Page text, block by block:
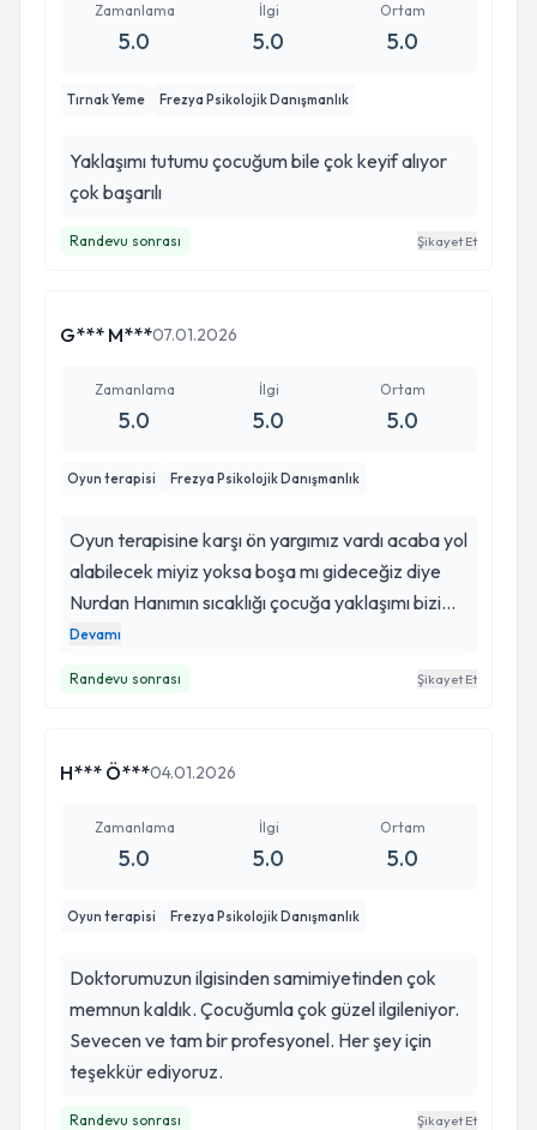
Zamanlama
5.0
İlgi
5.0
Ortam
5.0
Tırnak Yeme Frezya Psikolojik Danışmanlık
Yaklaşımı tutumu çocuğum bile çok keyif alıyor
çok başarılı
Randevu sonrası Şikayet Et
G*** M***07.01.2026
Zamanlama
5.0
İlgi
5.0
Ortam
5.0
Oyun terapisi Frezya Psikolojik Danışmanlık
Oyun terapisine karşı ön yargımız vardı acaba yol
alabilecek miyiz yoksa boşa mı gideceğiz diye
Nurdan Hanımın sıcaklığı çocuğa yaklaşımı bizi
yönlendirmesi farkındalığımızı artırması yol
Devamı
Randevu sonrası Şikayet Et
H*** Ö***04.01.2026
Zamanlama
5.0
İlgi
5.0
Ortam
5.0
Oyun terapisi Frezya Psikolojik Danışmanlık
Doktorumuzun ilgisinden samimiyetinden çok
memnun kaldık. Çocuğumla çok güzel ilgileniyor.
Sevecen ve tam bir profesyonel. Her şey için
teşekkür ediyoruz.
Randevu sonrası Şikayet Et